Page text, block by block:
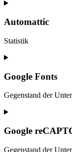
Consent
service
Automattic
Statistik
Consent
service
automattic
Google Fonts
Gegenstand der
Consent
service
google-
fonts
Google
Gegenstand der